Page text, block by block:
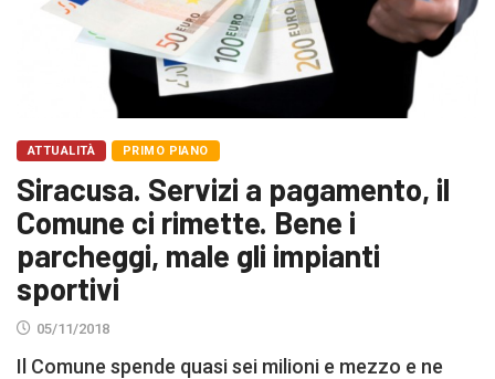
ATTUALITÀ PRIMO PIANO
Siracusa. Servizi a pagamento, il
Comune ci rimette. Bene i
parcheggi, male gli impianti
sportivi
05/11/2018
Il Comune spende quasi sei milioni e mezzo e ne